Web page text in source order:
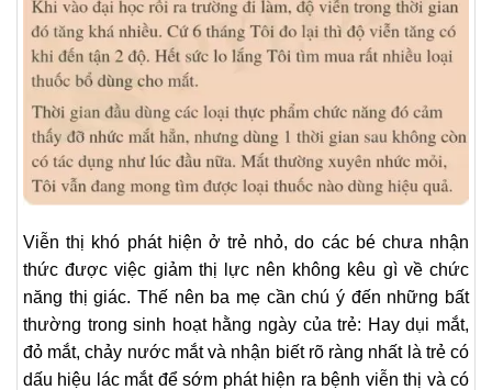
Viễn thị khó phát hiện ở trẻ nhỏ, do các bé chưa nhận
thức được việc giảm thị lực nên không kêu gì về chức
năng thị giác. Thế nên ba mẹ cần chú ý đến những bất
thường trong sinh hoạt hằng ngày của trẻ: Hay dụi mắt,
đỏ mắt, chảy nước mắt và nhận biết rõ ràng nhất là trẻ có
dấu hiệu lác mắt để sớm phát hiện ra bệnh viễn thị và có